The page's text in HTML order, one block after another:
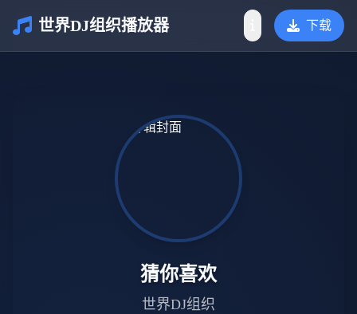
世界DJ组织播放器 下载
介绍
猜你喜欢
世界DJ组织